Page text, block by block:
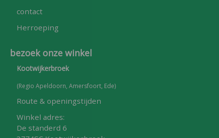
contact
Herroeping
bezoek onze winkel
Kootwijkerbroek
(Regio Apeldoorn, Amersfoort, Ede)
Route & openingstijden
Winkel adres:
De standerd 6